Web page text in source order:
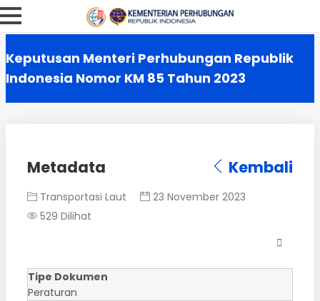
Keputusan Menteri Perhubungan Republik
Indonesia Nomor KM 85 Tahun 2023
Metadata Kembali
Transportasi Laut
23 November 2023
529 Dilihat
Tipe Dokumen
Peraturan